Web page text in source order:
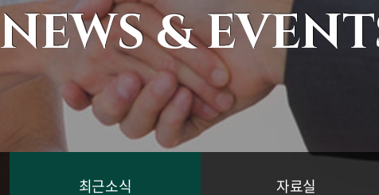
NEWS &
최근소식 자료실